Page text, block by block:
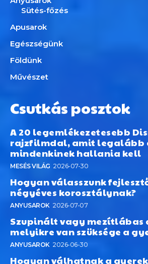
Sütés-főzés
Apusarok
Egészségünk
Földünk
Művészet
Csutkás posztok
A 20 legemlékezetesebb
rajzfilmdal, amit legalább
mindenkinek hallania kell
MESÉS VILÁG 2026-07-30
Hogyan válasszunk
négyéves korosztálynak?
ANYUSAROK 2026-07-07
Szupinált vagy mezítlábas
melyikre van szüksége a
ANYUSAROK 2026-06-30
Hogyan válhatnak a